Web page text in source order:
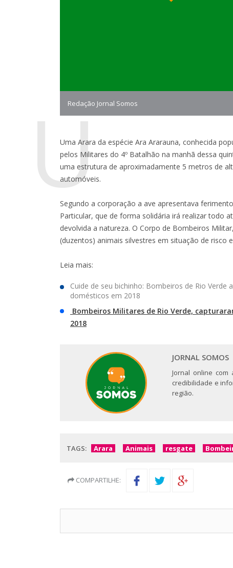
Redação Jornal Somos
U
Uma Arara da espécie Ara Ararauna, conhecida
pelos Militares do 4º Batalhão na manhã dessa
uma estrutura de aproximadamente 5 metros de
automóveis.
Segundo a corporação a ave apresentava
Particular, que de forma solidária irá realizar todo
devolvida a natureza. O Corpo de Bombeiros
(duzentos) animais silvestres em situação de risco
Leia mais:
Cuide de seu bichinho: Bombeiros de Rio
domésticos em 2018
Bombeiros Militares de Rio Verde,
2018
JORNAL SOMOS
Jornal online com
credibilidade e
região.
TAGS: Arara Animais resgate
COMPARTILHE: